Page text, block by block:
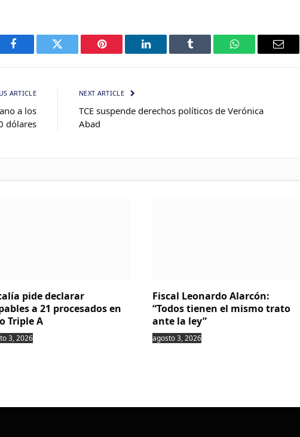
Facebook Twitter Pinterest LinkedIn Tumblr WhatsAppEmail
ARTICLE
a los
dólares
NEXT ARTICLE
TCE suspende derechos políticos de Verónica
Abad
pide declarar
a 21 procesados en
Triple A
3, 2026
Fiscal Leonardo Alarcón:
“Todos tienen el mismo trato
ante la ley”
agosto 3, 2026